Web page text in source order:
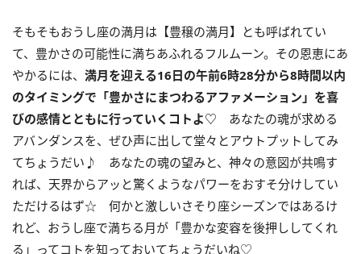
そもそもおうし座の満月は【豊穣の満月】とも呼ばれてい
て、豊かさの可能性に満ちあふれるフルムーン。その恩恵にあ
やかるには、 満月を迎える16日の午前6時28分から8時間以内
のタイミングで「豊かさにまつわるアファメーション」を喜
びの感情とともに行っていくコトよ♡ あなたの魂が求める
アバンダンスを、ぜひ声に出して堂々とアウトプットしてみ
てちょうだい♪ あなたの魂の望みと、神々の意図が共鳴す
れば、天界からアッと驚くようなパワーをおすそ分けしてい
ただけるはず☆ 何かと激しいさそり座シーズンではあるけ
れど、おうし座で満ちる月が「豊かな変容を後押ししてくれ
る」ってコトを知っておいてちょうだいね♡